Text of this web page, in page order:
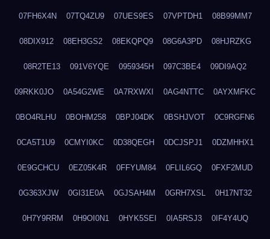
07FH6X4N 07TQ4ZU9 07UES9ES 07VPTDH1 08B99MM7
08DIX912 08EH3GS2 08EKQPQ9 08G6A3PD 08HJRZKG
08R2TE13 091V6YQE 0959345H 097C3BE4 09DI9AQ2
09RKK0JO 0A54G2WE 0A7RXWXI 0AG4NTTC 0AYXMFKC
0BO4RLHU 0BOHM258 0BPJ04DK 0BSHJVOT 0C9RGFN6
0CA5T1U9 0CMYI0KC 0D38QEGH 0DCJSPJ1 0DZMHHX1
0E9GCHCU 0EZ05K4R 0FFYUM84 0FLIL6GQ 0FXF2MUD
0G363XJW 0GI31E0A 0GJSAH4M 0GRH7XSL 0H17NT32
0H7Y9RRM 0H9OI0N1 0HYK5SEI 0IA5RSJ3 0IF4Y4UQ